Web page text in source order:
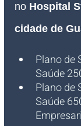
no Hospital
cidade de
Plano de
Saúde
Plano de
Saúde